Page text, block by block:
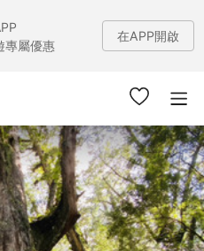
專屬優惠
在APP開啟